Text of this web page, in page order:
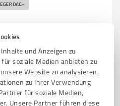
und Anzeigen zu
soziale Medien anbieten zu
Website zu analysieren.
zu Ihrer Verwendung
für soziale Medien,
Unsere Partner führen diese
DACH
/ 5,00